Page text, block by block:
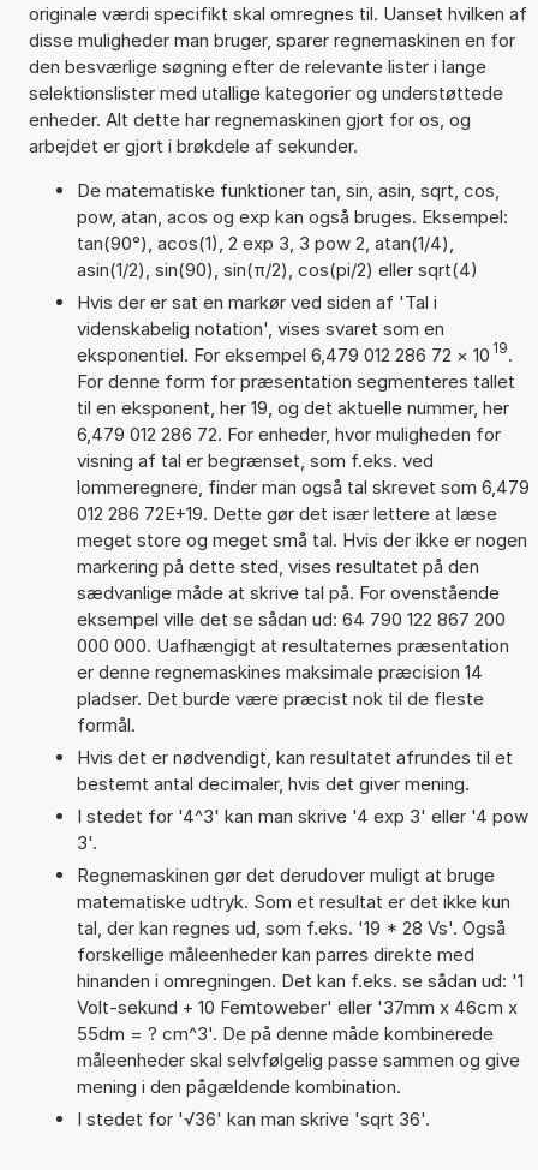
originale værdi specifikt skal omregnes til. Uanset hvilken af
disse muligheder man bruger, sparer regnemaskinen en for
den besværlige søgning efter de relevante lister i lange
selektionslister med utallige kategorier og understøttede
enheder. Alt dette har regnemaskinen gjort for os, og
arbejdet er gjort i brøkdele af sekunder.
De matematiske funktioner tan, sin, asin, sqrt, cos,
pow, atan, acos og exp kan også bruges. Eksempel:
tan(90°), acos(1), 2 exp 3, 3 pow 2, atan(1/4),
asin(1/2), sin(90), sin(π/2), cos(pi/2) eller sqrt(4)
Hvis der er sat en markør ved siden af 'Tal i
videnskabelig notation', vises svaret som en
eksponentiel. For eksempel 6,479 012 286 72 × 10 19.
For denne form for præsentation segmenteres tallet
til en eksponent, her 19, og det aktuelle nummer, her
6,479 012 286 72. For enheder, hvor muligheden for
visning af tal er begrænset, som f.eks. ved
lommeregnere, finder man også tal skrevet som 6,479
012 286 72E+19. Dette gør det især lettere at læse
meget store og meget små tal. Hvis der ikke er nogen
markering på dette sted, vises resultatet på den
sædvanlige måde at skrive tal på. For ovenstående
eksempel ville det se sådan ud: 64 790 122 867 200
000 000. Uafhængigt at resultaternes præsentation
er denne regnemaskines maksimale præcision 14
pladser. Det burde være præcist nok til de fleste
formål.
Hvis det er nødvendigt, kan resultatet afrundes til et
bestemt antal decimaler, hvis det giver mening.
I stedet for '4^3' kan man skrive '4 exp 3' eller '4 pow
3'.
Regnemaskinen gør det derudover muligt at bruge
matematiske udtryk. Som et resultat er det ikke kun
tal, der kan regnes ud, som f.eks. '19 * 28 Vs'. Også
forskellige måleenheder kan parres direkte med
hinanden i omregningen. Det kan f.eks. se sådan ud: '1
Volt-sekund + 10 Femtoweber' eller '37mm x 46cm x
55dm = ? cm^3'. De på denne måde kombinerede
måleenheder skal selvfølgelig passe sammen og give
mening i den pågældende kombination.
I stedet for '√36' kan man skrive 'sqrt 36'.